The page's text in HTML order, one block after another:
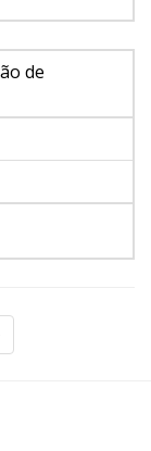
de